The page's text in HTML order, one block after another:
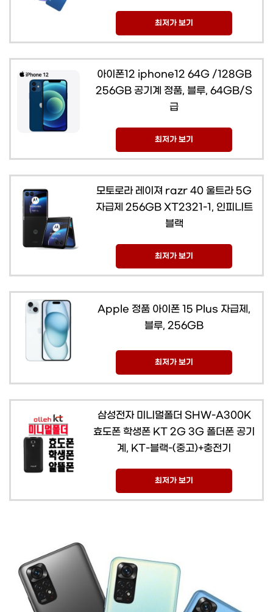
최저가 보기
아이폰12 iphone12 64G /128GB
256GB 공기계 정품, 블루, 64GB/S
급
최저가 보기
모토로라 레이져 razr 40 울트라 5G
자급제 256GB XT2321-1, 인피니트
블랙
최저가 보기
Apple 정품 아이폰 15 Plus 자급제,
블루, 256GB
최저가 보기
삼성전자 미니멀폴더 SHW-A300K
효도폰 학생폰 KT 2G 3G 폴더폰 공기
계, KT-블랙-(중고)+충전기
최저가 보기